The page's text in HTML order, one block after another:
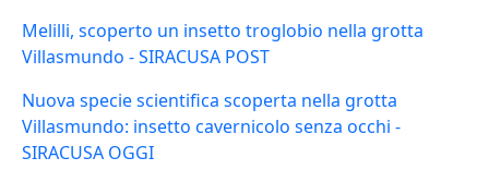
Melilli, scoperto un insetto troglobio nella grotta
Villasmundo - SIRACUSA POST
Nuova specie scientifica scoperta nella grotta
Villasmundo: insetto cavernicolo senza occhi -
SIRACUSA OGGI